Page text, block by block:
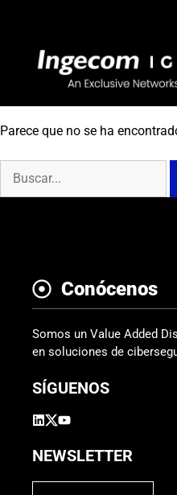
contenido
Parece que no se ha
Conócenos
Somos un Value Added
en soluciones de
SÍGUENOS
NEWSLETTER